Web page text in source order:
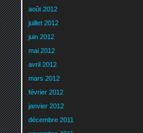
août 2012
juillet 2012
juin 2012
mai 2012
avril 2012
mars 2012
février 2012
janvier 2012
décembre 2011